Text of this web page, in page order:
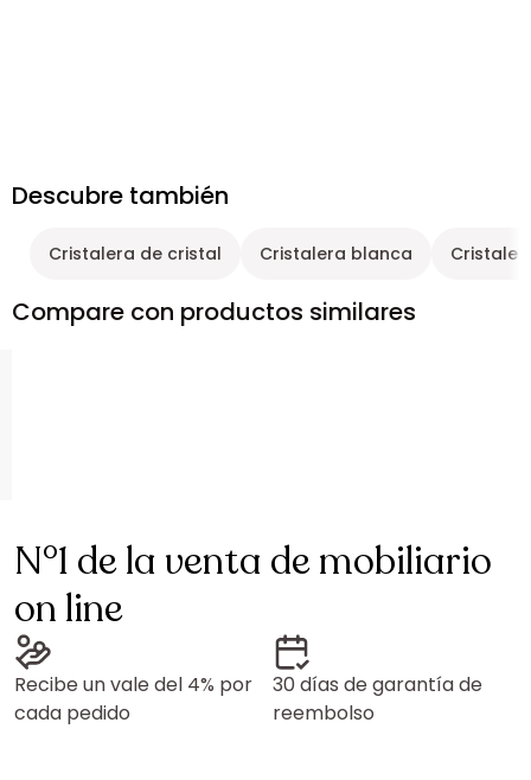
Descubre también
Cristalera de cristal Cristalera blanca
Compare con productos similares
N°1 de la venta de mobiliario
on line
Recibe un vale del 4% por
cada pedido
30 días de garantía de
reembolso